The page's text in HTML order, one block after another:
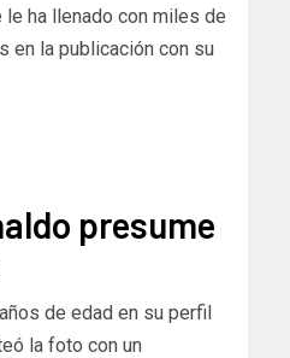
ha llenado con miles de
en la publicación con su
presume
de edad en su perfil
la foto con un